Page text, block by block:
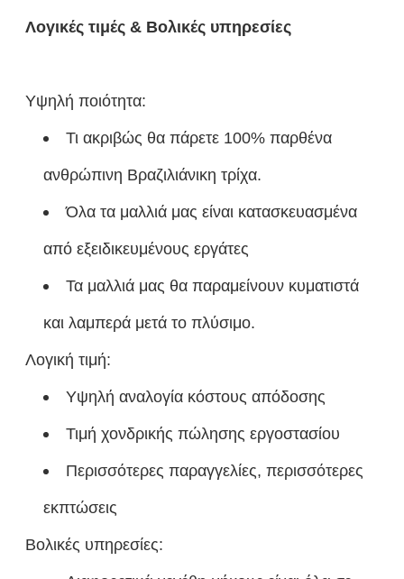
Λογικές τιμές & Βολικές υπηρεσίες
Υψηλή ποιότητα:
Τι ακριβώς θα πάρετε 100% παρθένα
ανθρώπινη Βραζιλιάνικη τρίχα.
Όλα τα μαλλιά μας είναι κατασκευασμένα
από εξειδικευμένους εργάτες
Τα μαλλιά μας θα παραμείνουν κυματιστά
και λαμπερά μετά το πλύσιμο.
Λογική τιμή:
Υψηλή αναλογία κόστους απόδοσης
Τιμή χονδρικής πώλησης εργοστασίου
Περισσότερες παραγγελίες, περισσότερες
εκπτώσεις
Βολικές υπηρεσίες: